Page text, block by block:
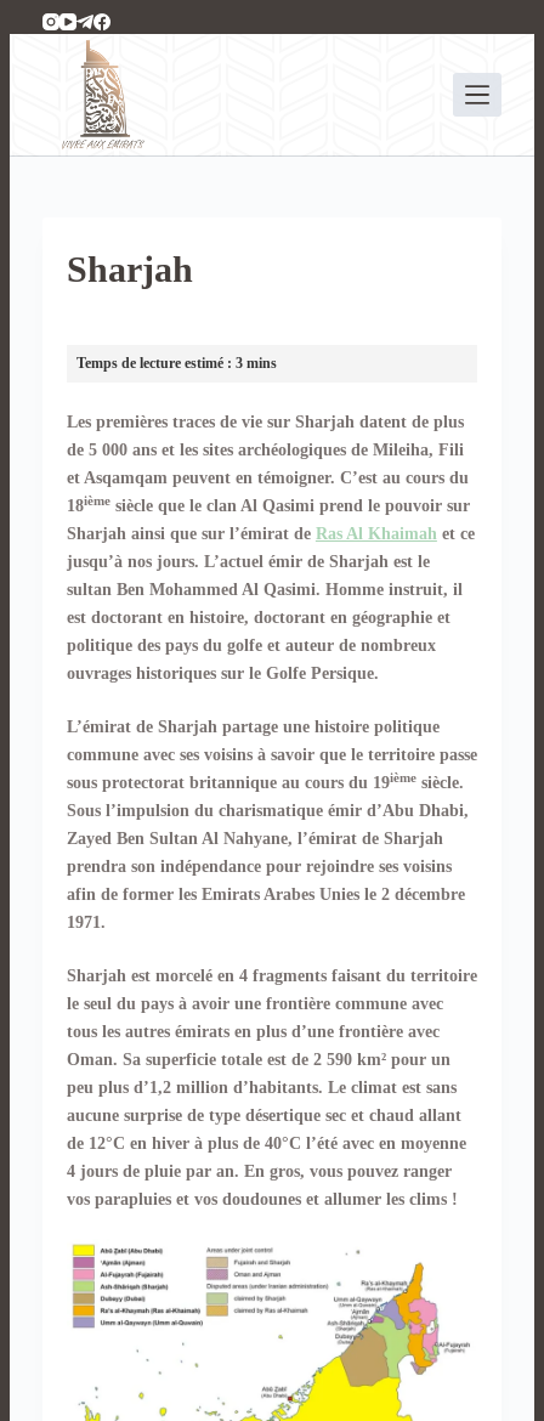
Sharjah
Les premières traces de vie sur Sharjah datent de plus
de 5 000 ans et les sites archéologiques de Mileiha, Fili
et Asqamqam peuvent en témoigner. C’est au cours du
18ièmesiècle que le clan Al Qasimi prend le pouvoir sur
Sharjah ainsi que sur l’émirat de Ras Al Khaimahet ce
jusqu’à nos jours. L’actuel émir de Sharjah est le
sultan Ben Mohammed Al Qasimi. Homme instruit, il
est doctorant en histoire, doctorant en géographie et
politique des pays du golfe et auteur de nombreux
ouvrages historiques sur le Golfe Persique.
L’émirat de Sharjah partage une histoire politique
commune avec ses voisins à savoir que le territoire passe
sous protectorat britannique au cours du 19ièmesiècle.
Sous l’impulsion du charismatique émir d’Abu Dhabi,
Zayed Ben Sultan Al Nahyane, l’émirat de Sharjah
prendra son indépendance pour rejoindre ses voisins
afin de former les Emirats Arabes Unies le 2 décembre
1971.
Sharjah est morcelé en 4 fragments faisant du territoire
le seul du pays à avoir une frontière commune avec
tous les autres émirats en plus d’une frontière avec
Oman. Sa superficie totale est de 2 590 km² pour un
peu plus d’1,2 million d’habitants. Le climat est sans
aucune surprise de type désertique sec et chaud allant
de 12°C en hiver à plus de 40°C l’été avec en moyenne
4 jours de pluie par an. En gros, vous pouvez ranger
vos parapluies et vos doudounes et allumer les clims !